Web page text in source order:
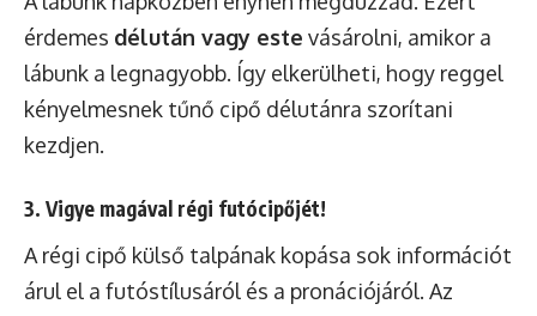
érdemes délután vagy este vásárolni, amikor a
lábunk a legnagyobb. Így elkerülheti, hogy reggel
kényelmesnek tűnő cipő délutánra szorítani
kezdjen.
3. Vigye magával régi futócipőjét!
A régi cipő külső talpának kopása sok információt
árul el a futóstílusáról és a pronációjáról. Az